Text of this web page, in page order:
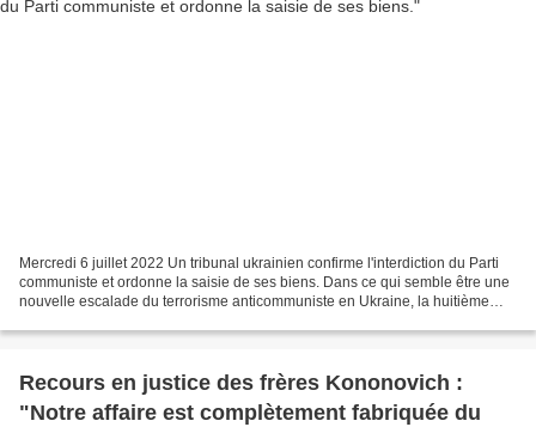
Mercredi 6 juillet 2022 Un tribunal ukrainien confirme l'interdiction du Parti
communiste et ordonne la saisie de ses biens. Dans ce qui semble être une
nouvelle escalade du terrorisme anticommuniste en Ukraine, la huitième
Recours en justice des frères Kononovich :
"Notre affaire est complètement fabriquée du